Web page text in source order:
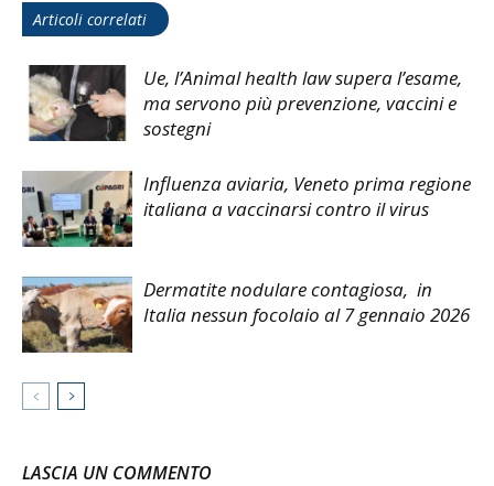
Articoli correlati
Ue, l’Animal health law supera l’esame,
ma servono più prevenzione, vaccini e
sostegni
Influenza aviaria, Veneto prima regione
italiana a vaccinarsi contro il virus
Dermatite nodulare contagiosa, in
Italia nessun focolaio al 7 gennaio 2026
LASCIA UN COMMENTO